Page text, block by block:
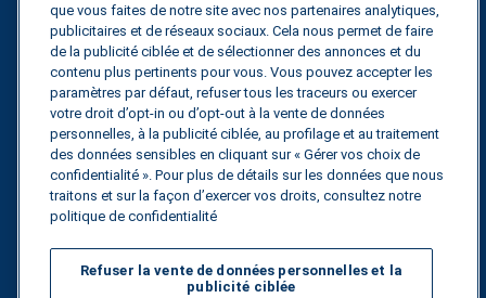
Calculateur d'optimisation des transports
Suivi des tarifs
Contactez nous
Tous droits réservés.
Politique de
confidentialité
que vous faites de notre site avec nos partenaires analytiques,
publicitaires et de réseaux sociaux. Cela nous permet de faire
de la publicité ciblée et de sélectionner des annonces et du
contenu plus pertinents pour vous. Vous pouvez accepter les
paramètres par défaut, refuser tous les traceurs ou exercer
votre droit d’opt-in ou d’opt-out à la vente de données
personnelles, à la publicité ciblée, au profilage et au traitement
des données sensibles en cliquant sur « Gérer vos choix de
confidentialité ». Pour plus de détails sur les données que nous
traitons et sur la façon d’exercer vos droits, consultez notre
politique de confidentialité
Refuser la vente de données personnelles et la
publicité ciblée